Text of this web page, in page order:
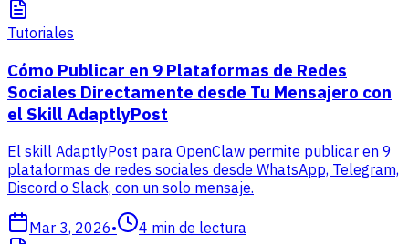
Tutoriales
Cómo Publicar en 9 Plataformas de Redes
Sociales Directamente desde Tu Mensajero con
el Skill AdaptlyPost
El skill AdaptlyPost para OpenClaw permite publicar en 9
plataformas de redes sociales desde WhatsApp, Telegram,
Discord o Slack, con un solo mensaje.
Mar 3, 2026• 4 min de lectura